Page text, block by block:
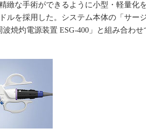
植物工場
知財マネジメント
緻な手術ができるように小型・軽量化
ルを採用した。システム本体の「サー
焼灼電源装置 ESG-400」と組み合わせ